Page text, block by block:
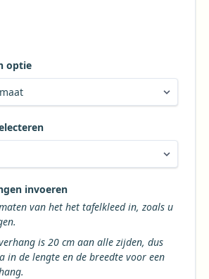
optie
vorm voor uw tafelkleed
invoeren
van het het tafelkleed in, zoals u
is 20 cm aan alle zijden, dus
overhang.